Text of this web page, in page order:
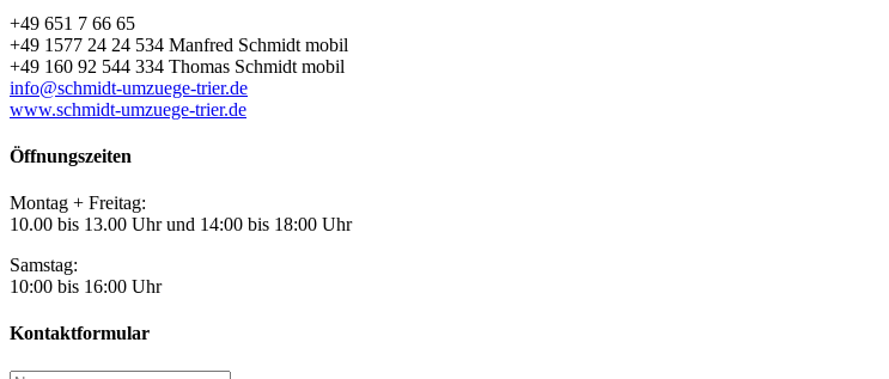
+49 651 7 66 65
+49 1577 24 24 534 Manfred Schmidt mobil
+49 160 92 544 334 Thomas Schmidt mobil
info@schmidt-umzuege-trier.de
www.schmidt-umzuege-trier.de
Öffnungszeiten
Montag + Freitag:
10.00 bis 13.00 Uhr und 14:00 bis 18:00 Uhr
Samstag:
10:00 bis 16:00 Uhr
Kontaktformular